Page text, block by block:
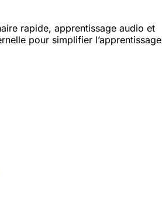
rapide, apprentissage audio et
pour simplifier l’apprentissage